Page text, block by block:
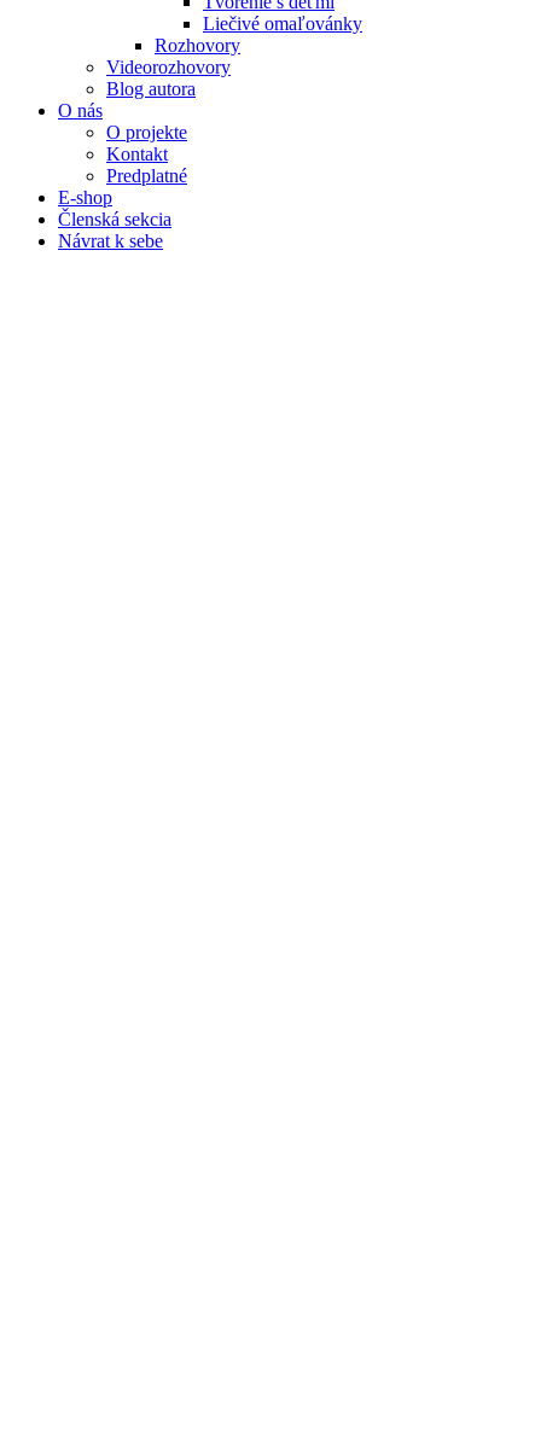
Liečivé omaľovánky
Rozhovory
Videorozhovory
Blog autora
O nás
O projekte
Kontakt
Predplatné
E-shop
Členská sekcia
Návrat k sebe